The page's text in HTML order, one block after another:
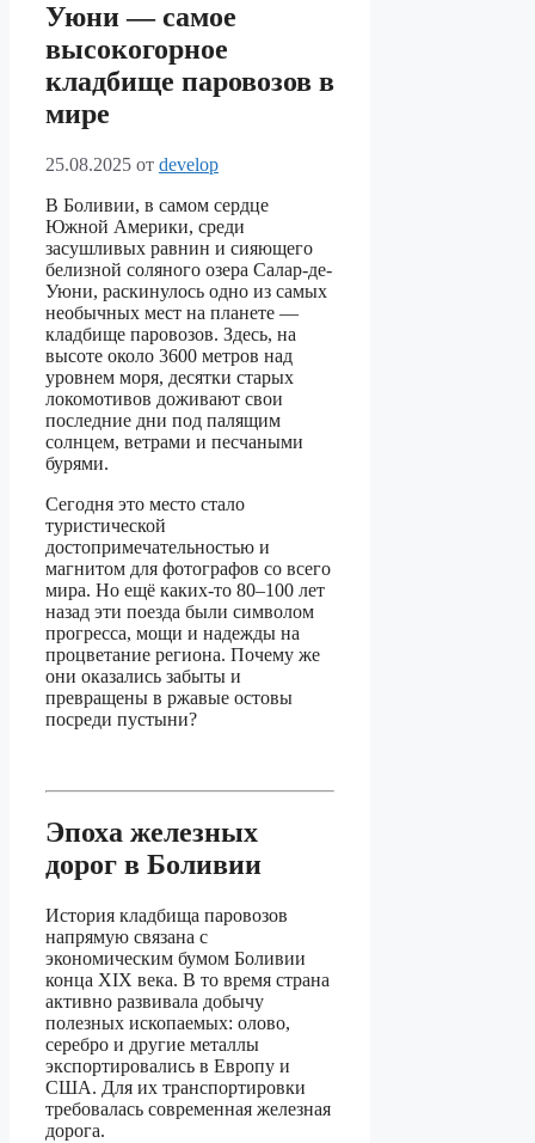
Уюни — самое
высокогорное
кладбище паровозов в
мире
25.08.2025 от develop
В Боливии, в самом сердце
Южной Америки, среди
засушливых равнин и сияющего
белизной соляного озера Салар-де-
Уюни, раскинулось одно из самых
необычных мест на планете —
кладбище паровозов. Здесь, на
высоте около 3600 метров над
уровнем моря, десятки старых
локомотивов доживают свои
последние дни под палящим
солнцем, ветрами и песчаными
бурями.
Сегодня это место стало
туристической
достопримечательностью и
магнитом для фотографов со всего
мира. Но ещё каких-то 80–100 лет
назад эти поезда были символом
прогресса, мощи и надежды на
процветание региона. Почему же
они оказались забыты и
превращены в ржавые остовы
посреди пустыни?
Эпоха железных
дорог в Боливии
История кладбища паровозов
напрямую связана с
экономическим бумом Боливии
конца XIX века. В то время страна
активно развивала добычу
полезных ископаемых: олово,
серебро и другие металлы
экспортировались в Европу и
США. Для их транспортировки
требовалась современная железная
дорога.